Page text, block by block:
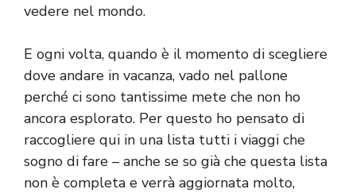
vedere nel mondo.
E ogni volta, quando è il momento di scegliere
dove andare in vacanza, vado nel pallone
perché ci sono tantissime mete che non ho
ancora esplorato. Per questo ho pensato di
raccogliere qui in una lista tutti i viaggi che
sogno di fare – anche se so già che questa lista
non è completa e verrà aggiornata molto,